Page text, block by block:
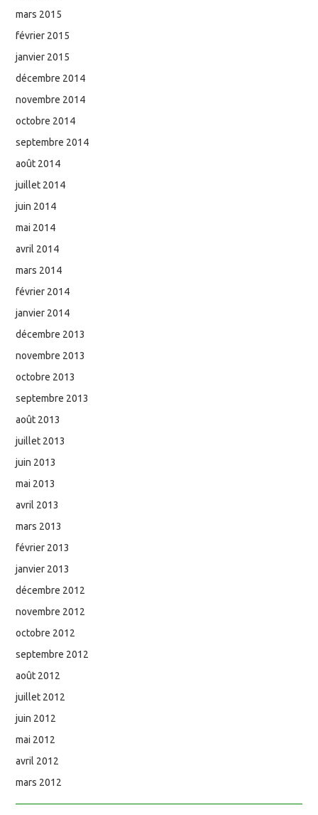
mars 2015
février 2015
janvier 2015
décembre 2014
novembre 2014
octobre 2014
septembre 2014
août 2014
juillet 2014
juin 2014
mai 2014
avril 2014
mars 2014
février 2014
janvier 2014
décembre 2013
novembre 2013
octobre 2013
septembre 2013
août 2013
juillet 2013
juin 2013
mai 2013
avril 2013
mars 2013
février 2013
janvier 2013
décembre 2012
novembre 2012
octobre 2012
septembre 2012
août 2012
juillet 2012
juin 2012
mai 2012
avril 2012
mars 2012